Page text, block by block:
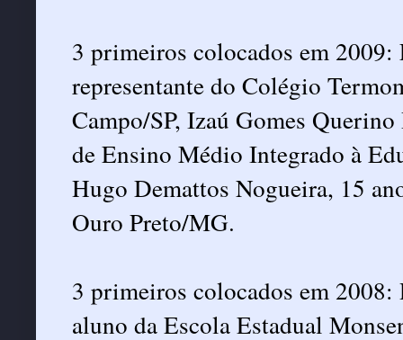
3 primeiros colocados em 2009:
representante do Colégio
Campo/SP, Izaú Gomes
de Ensino Médio Integrado à
Hugo Demattos Nogueira, 15
Ouro Preto/MG.
3 primeiros colocados em
aluno da Escola Estadual